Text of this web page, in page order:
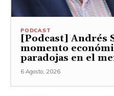
PODCAST
[Podcast] Andrés
momento
paradojas en el
6 Agosto, 2026